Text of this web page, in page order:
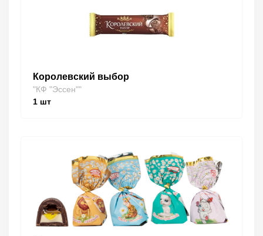
Королевский выбор
"КФ "Эссен""
1 шт